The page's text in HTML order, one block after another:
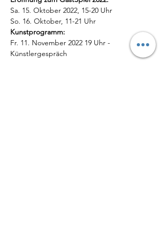
Sa. 15. Oktober 2022, 15-20 Uhr
So. 16. Oktober, 11-21 Uhr
Kunstprogramm:
Fr. 11. November 2022 19 Uhr -
Künstlergespräch